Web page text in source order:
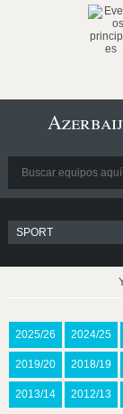
2025/26 2024/25
2019/20 2018/19
2013/14 2012/13